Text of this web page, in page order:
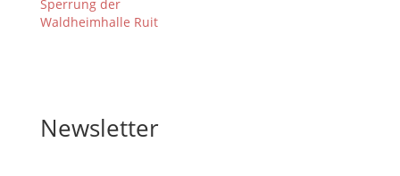
Sperrung der
Waldheimhalle Ruit
Newsletter